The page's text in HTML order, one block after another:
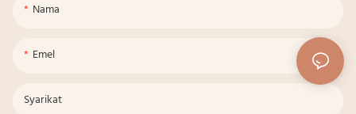
Nama
Emel
Syarikat